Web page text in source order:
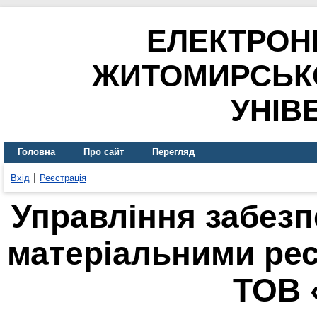
Головна Про сайт Перегляд
Вхід Реєстрація
Управління
матеріальними
ТОВ